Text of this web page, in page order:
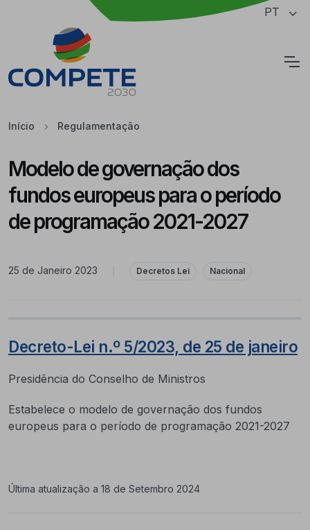
Saltar para o conteúdo principal da página PT
Início Regulamentação
Modelo de governação dos
fundos europeus para o período
de programação 2021-2027
25 de Janeiro 2023 Decretos Lei Nacional
Decreto-Lei n.º 5/2023, de 25 de janeiro
Presidência do Conselho de Ministros
Estabelece o modelo de governação dos fundos
europeus para o período de programação 2021-2027
Última atualização a 18 de Setembro 2024